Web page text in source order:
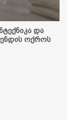
და
ოქროს